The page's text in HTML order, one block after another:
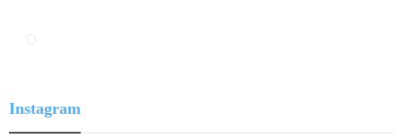
Instagram